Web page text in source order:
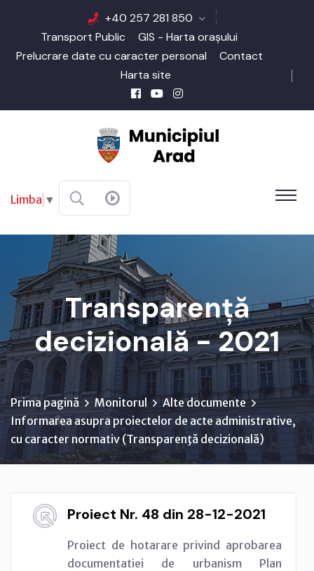
+40 257 281 850
Transport Public
GIS - Harta orașului
Prelucrare date cu caracter personal
Contact
Harta site
Limba ▼
Transparență
decizională - 2021
Prima pagină Monitorul
Alte documente
Informarea asupra proiectelor de acte administrative,
cu caracter normativ (Transparenţă decizională)
Proiect Nr. 48 din 28-12-2021
Proiect de hotarare privind aprobarea
documentatiei de urbanism Plan